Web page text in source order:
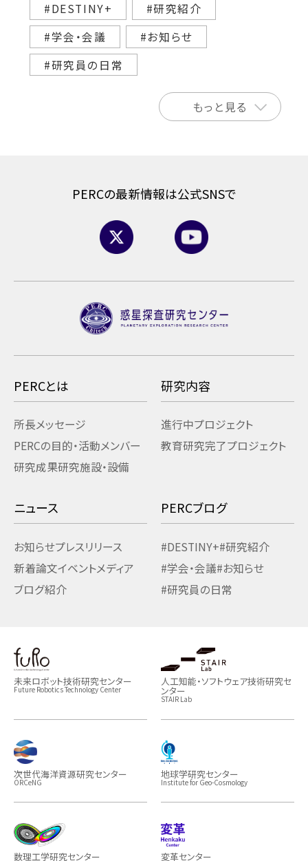
#DESTINY+
#研究紹介
#学会・会議
#お知らせ
#研究員の日常
もっと見る
PERCの最新情報は公式SNSで
PERCとは
所長メッセージ
PERCの目的・活動メンバー
研究成果研究施設・設備
研究内容
進行中プロジェクト
教育研究完了プロジェクト
ニュース
お知らせプレスリリース
新着論文イベントメディア
ブログ紹介
PERCブログ
#DESTINY+#研究紹介
#学会・会議#お知らせ
#研究員の日常
未来ロボット技術研究センター
Future Robotics Technology Center
人工知能・ソフトウェア技術研究セ
ンター
STAIR Lab
次世代海洋資源研究センター
ORCeNG
地球学研究センター
Institute for Geo-Cosmology
数理工学研究センター 変革センター